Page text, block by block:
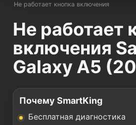
Не работает кнопка включения
Не работает
включения
Galaxy A5
Почему SmartKing
Бесплатная диагностика